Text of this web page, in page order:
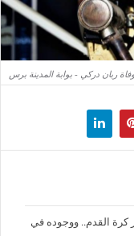
ربان دركي - بوابة المدينة برس
كرة القدم.. ووجوده في